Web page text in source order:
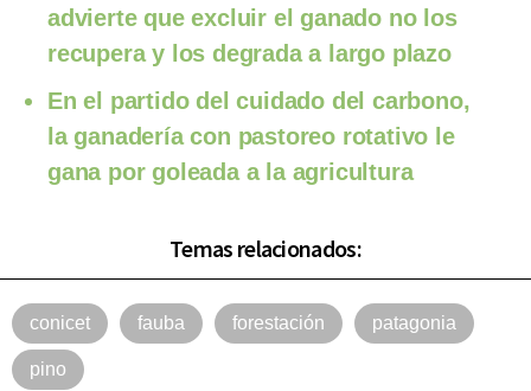
advierte que excluir el ganado no los
recupera y los degrada a largo plazo
En el partido del cuidado del carbono,
la ganadería con pastoreo rotativo le
gana por goleada a la agricultura
Temas relacionados:
conicet fauba forestación patagonia
pino